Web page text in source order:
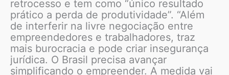
retrocesso e tem como “único resultado
prático a perda de produtividade”. “Além
de interferir na livre negociação entre
empreendedores e trabalhadores, traz
mais burocracia e pode criar insegurança
jurídica. O Brasil precisa avançar
simplificando o empreender. A medida vai